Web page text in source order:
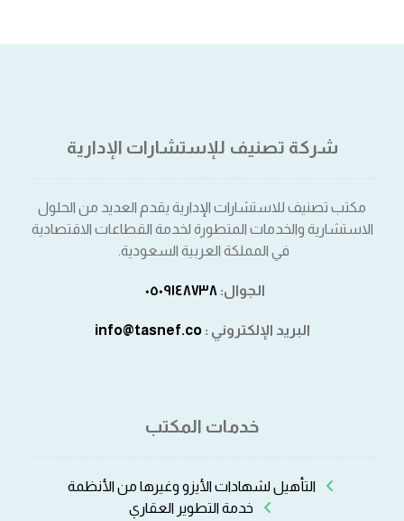
شركة تصنيف للإستشارات الإدارية
مكتب تصنيف للاستشارات الإدارية يقدم العديد من الحلول
الاستشارية والخدمات المتطورة لخدمة القطاعات الاقتصادية
في المملكة العربية السعودية.
الجوال: ٠٥٠٩١٤٨٧٣٨⁩
البريد الإلكتروني :info@tasnef.co
خدمات المكتب
التأهيل لشهادات الأيزو وغيرها من الأنظمة
خدمة التطوير العقاري